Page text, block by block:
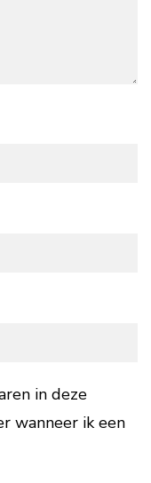
in deze
wanneer ik een